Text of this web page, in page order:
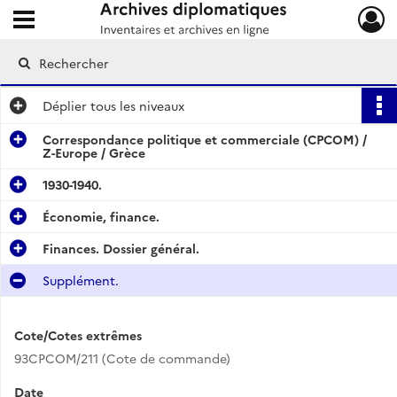
Archives diplomatiques
Ouvrir le menu déroulant
Déplier tous les niveaux
Correspondance politique et commerciale (CPCOM) /
Z-Europe / Grèce
1930-1940.
Économie, finance.
Finances. Dossier général.
Supplément.
Cote/Cotes extrêmes
93CPCOM/211 (Cote de commande)
Date